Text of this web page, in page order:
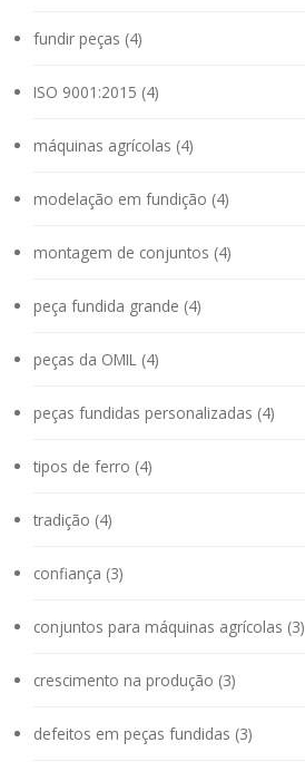
fundir peças (4)
ISO 9001:2015 (4)
máquinas agrícolas (4)
modelação em fundição (4)
montagem de conjuntos (4)
peça fundida grande (4)
peças da OMIL (4)
peças fundidas personalizadas (4)
tipos de ferro (4)
tradição (4)
confiança (3)
conjuntos para máquinas agrícolas (3)
crescimento na produção (3)
defeitos em peças fundidas (3)